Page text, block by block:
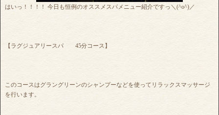
はいっ！！！！ 今日も恒例のオススメスパメニュー紹介ですっ＼(^o^)／
【ラグジュアリースパ 45分コース】
このコースはグラングリーンのシャンプーなどを使ってリラックスマッサージ
を行います。